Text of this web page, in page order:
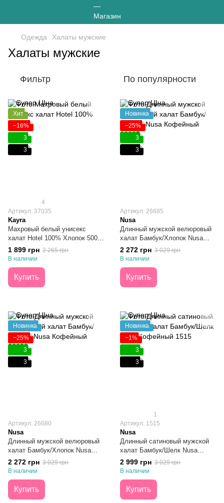
Одежда Халаты мужские
Халаты мужские
Фильтр По популярности
Хит
−16%
3
3
4
Артикул: 37035
Kayra
Махровый белый унисекс
халат Hotel 100% Хлопок 500г
XL
1 899 грн 2 265 грн
В наличии
Купить
Новинка
−25%
3
3
Артикул: 26685
Nusa
Длинный мужской велюровый
халат Бамбук/Хлопок Nusa
Кофейный L/XL
2 272 грн 3 029 грн
В наличии
Купить
Новинка
−25%
3
3
Артикул: 26680
Nusa
Длинный мужской велюровый
халат Бамбук/Хлопок Nusa
Кофейный L/XL
2 272 грн 3 029 грн
В наличии
Купить
Новинка
−1%
3
3
1
Артикул: 1515
Nusa
Длинный сатиновый мужской
халат Бамбук/Шелк Nusa
Кофейный 2XL
2 999 грн 3 029 грн
В наличии
Купить